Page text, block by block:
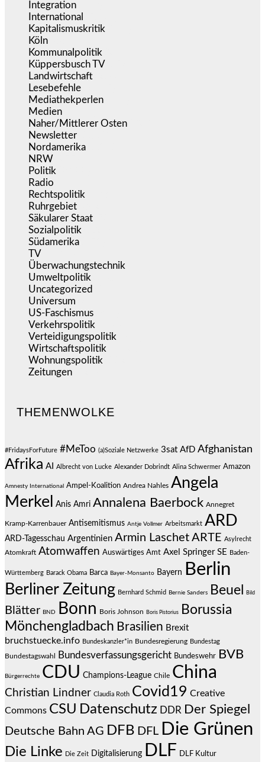
Integration
International
Kapitalismuskritik
Köln
Kommunalpolitik
Küppersbusch TV
Landwirtschaft
Lesebefehle
Mediathekperlen
Medien
Naher/Mittlerer Osten
Newsletter
Nordamerika
NRW
Politik
Radio
Rechtspolitik
Ruhrgebiet
Säkularer Staat
Sozialpolitik
Südamerika
TV
Überwachungstechnik
Umweltpolitik
Uncategorized
Universum
US-Faschismus
Verkehrspolitik
Verteidigungspolitik
Wirtschaftspolitik
Wohnungspolitik
Zeitungen
THEMENWOLKE
#FridaysForFuture #MeToo (a)Soziale Netzwerke 3sat AfD Afghanistan
Afrika AI Albrecht von Lucke Alexander Dobrindt Alina Schwermer Amazon
Amnesty International Ampel-Koalition Andrea Nahles Angela
Merkel
Anis Amri Annalena Baerbock Annegret
Kramp-Karrenbauer Antisemitismus Antje Vollmer Arbeitsmarkt ARD
ARD-Tagesschau Argentinien Armin Laschet ARTE Asylrecht
Atomkraft Atomwaffen Auswärtiges Amt Axel Springer SE Baden-
Württemberg Barack Obama Barca Bayer-Monsanto Bayern Berlin
Berliner Zeitung Bernhard Schmid Bernie Sanders Beuel Bild
Blätter BND Bonn Boris Johnson Boris Pistorius
Borussia
Mönchengladbach Brasilien Brexit
bruchstuecke.info Bundeskanzler*in Bundesregierung Bundestag
Bundestagswahl Bundesverfassungsgericht Bundeswehr BVB
Bürgerrechte CDU Champions-League Chile China
Christian Lindner Claudia Roth Covid19 Creative
Commons CSU Datenschutz DDR Der Spiegel
Deutsche Bahn AG DFB DFL Die Grünen
Die Linke Die Zeit Digitalisierung DLF DLF Kultur